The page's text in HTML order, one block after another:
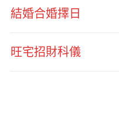
結婚合婚擇日
旺宅招財科儀